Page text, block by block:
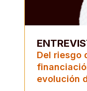
Del riesgo
evolución